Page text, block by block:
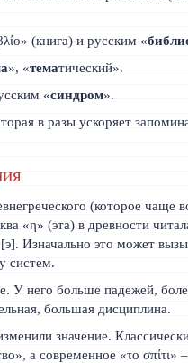
(книга) и русским «
», «тематический».
«синдром».
в разы ускоряет
(которое чаще
«η» (эта) в древности
Изначально это может
систем.
У него больше падежей,
большая дисциплина.
значение.
а современное «το σπίτι»